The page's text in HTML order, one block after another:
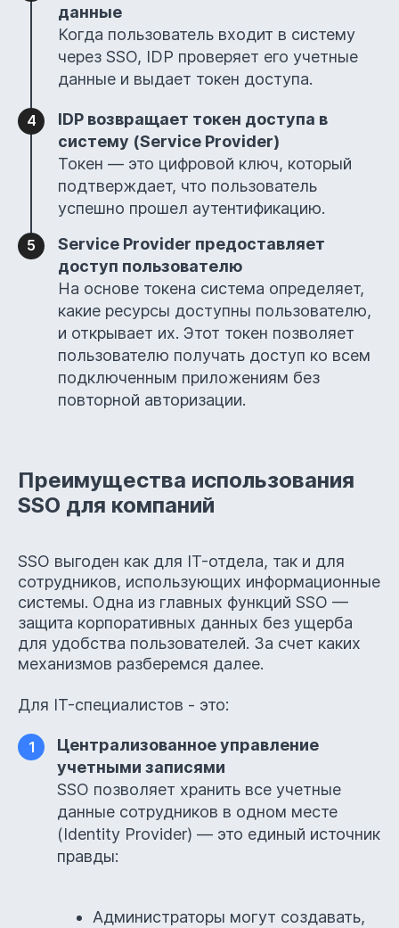
данные
Когда пользователь входит в систему
через SSO, IDP проверяет его учетные
данные и выдает токен доступа.
IDP возвращает токен доступа в
систему (Service Provider)
Токен — это цифровой ключ, который
подтверждает, что пользователь
успешно прошел аутентификацию.
Service Provider предоставляет
доступ пользователю
На основе токена система определяет,
какие ресурсы доступны пользователю,
и открывает их. Этот токен позволяет
пользователю получать доступ ко всем
подключенным приложениям без
повторной авторизации.
Преимущества использования
SSO для компаний
SSO выгоден как для IT-отдела, так и для
сотрудников, использующих информационные
системы. Одна из главных функций SSO —
защита корпоративных данных без ущерба
для удобства пользователей. За счет каких
механизмов разберемся далее.
Для IT-специалистов - это:
1
Централизованное управление
учетными записями
SSO позволяет хранить все учетные
данные сотрудников в одном месте
(Identity Provider) — это единый источник
правды:
Администраторы могут создавать,